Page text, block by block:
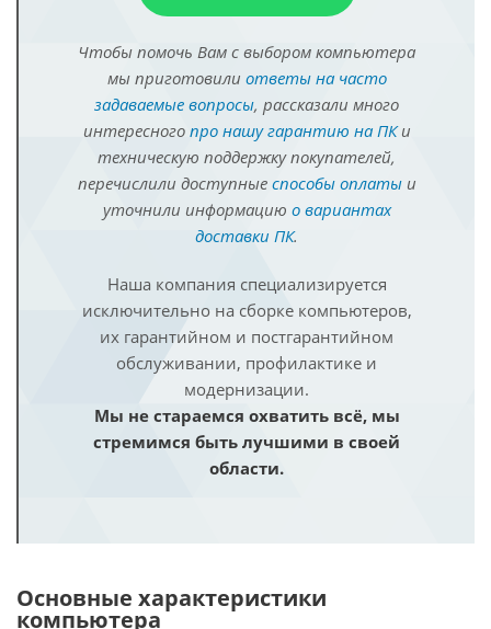
Чтобы помочь Вам с выбором компьютера
мы приготовили ответы на часто
задаваемые вопросы, рассказали много
интересного про нашу гарантию на ПКи
техническую поддержку покупателей,
перечислили доступные способы оплатыи
уточнили информацию о вариантах
доставки ПК.
Наша компания специализируется
исключительно на сборке компьютеров,
их гарантийном и постгарантийном
обслуживании, профилактике и
модернизации.
Мы не стараемся охватить всё, мы
стремимся быть лучшими в своей
области.
Основные характеристики
компьютера